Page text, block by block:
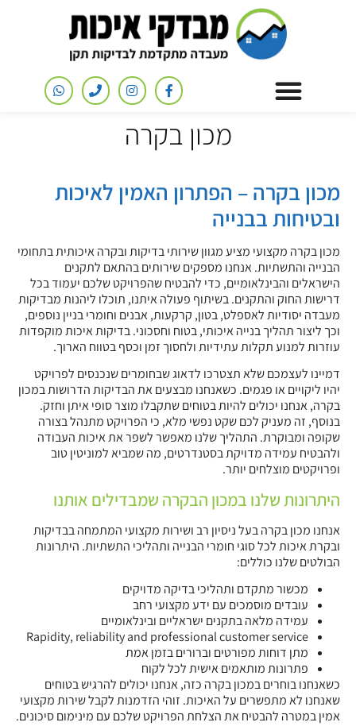
מכון בקרה
מכון בקרה – הפתרון האמין לאיכות
ובטיחות בבנייה
מכון בקרה מקצועי מציע מגוון שירותי בדיקות ובקרה איכותית בתחומי
הבנייה והתשתיות. אנחנו מספקים שירותים בהתאם לתקנים
הישראלים והבינלאומיים, כדי להבטיח שהפרויקט שלכם יעמוד בכל
דרישות החוק והתקנים. בשיתוף פעולה איתנו, תוכלו ליהנות מבדיקות
מעבדה יסודיות לאספלט, בטון, קרקעות, אבנים וחומרי בניין נוספים,
וכך ליצור תהליך בנייה איכותי, בטוח וחסכוני. בדיקות איכות מוקפדות
עוזרות למנוע תקלות עתידיות ולחסוך זמן וכסף בטווח הארוך.
דמיינו לעצמכם שלא תצטרכו לדאוג שבחומרים שנכנסים לפרויקט
יהיו ליקויים או פגמים. כשאנחנו מבצעים את הבדיקות הדרושות במכון
בקרה, אנחנו יכולים להיות בטוחים שתקבלו מוצר סופי איתן וחזק.
בנוסף, זה מעניק לכם שקט נפשי מלא, כי הפרויקט מתנהל בצורה
שקופה ומבוקרת. התהליך שלנו מאפשר לשפר את איכות העבודה
ולהבטיח עמידה מדויקת בסטנדרטים, מה שמביא למוניטין טוב
ופרויקטים מוצלחים יותר.
היתרונות שלנו במכון הבקרה שמבדילים אותנו
אנחנו מכון בקרה בעל ניסיון רב ושירות מקצועי המתמחה בבדיקות
ובקרת איכות לכל סוגי חומרי הבנייה ותהליכי התשתיות. היתרונות
הבולטים שלנו כוללים:
מכשור מתקדם ותהליכי בדיקה מדויקים
עובדים מוסמכים עם ידע מקצועי רחב
עמידה מלאה בתקנים ישראליים ובינלאומיים
Rapidity, reliability and professional customer service
מתן דוחות מפורטים וברורים בזמן אמת
פתרונות מותאמים אישית לכל לקוח
כשאנחנו בוחרים במכון בקרה כזה, אנחנו יכולים להרגיש בטוחים
שאנחנו לא מתפשרים על האיכות. זוהי הזדמנות לקבל שירות מקצועי
אמין במטרה להבטיח את הצלחת הפרויקט שלכם עם מינימום סיכונים.